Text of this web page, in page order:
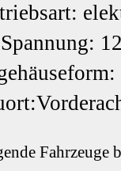
Spannung:
Fahrzeuge